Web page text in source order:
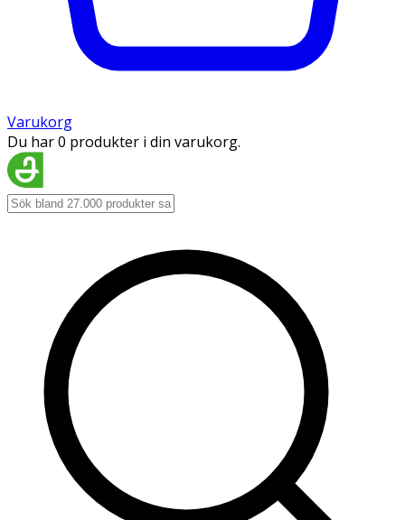
Varukorg
Du har 0 produkter i din varukorg.